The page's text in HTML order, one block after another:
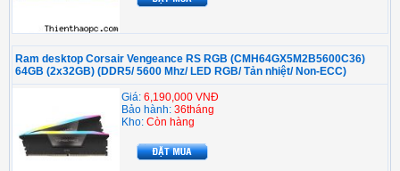
Ram desktop Corsair Vengeance RS RGB (CMH64GX5M2B5600C36)
64GB (2x32GB) (DDR5/ 5600 Mhz/ LED RGB/ Tản nhiệt/ Non-ECC)
Giá: 6,190,000 VNĐ
Bảo hành: 36tháng
Kho: Còn hàng